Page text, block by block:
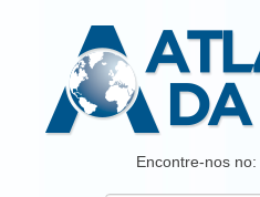
Atlas da SaúdeEncontre-nos no: